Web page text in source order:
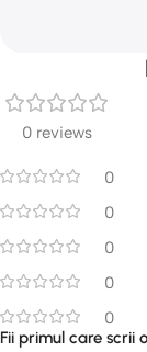
0 reviews
0
0
0
0
0
Fii primul care scrii